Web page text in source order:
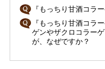
『もっちり甘酒コラ
『もっちり甘酒コラ
ゲンやザクロコラー
が、なぜですか？